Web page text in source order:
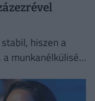
hiszen a
munkanélküliség